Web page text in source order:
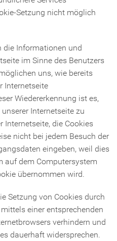
Setzung nicht möglich
die Informationen und
im Sinne des Benutzers
uns, wie bereits
Internetseite
Wiedererkennung ist es,
Internetseite zu
Internetseite, die Cookies
nicht bei jedem Besuch der
eingeben, weil dies
auf dem Computersystem
übernommen wird.
Setzung von Cookies durch
einer entsprechenden
verhindern und
dauerhaft widersprechen.